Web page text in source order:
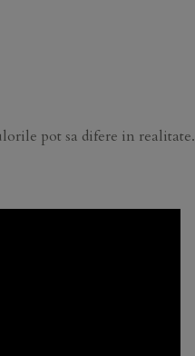
pot sa difere in realitate.